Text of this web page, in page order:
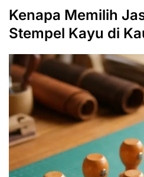
Kenapa Memilih
Stempel Kayu di